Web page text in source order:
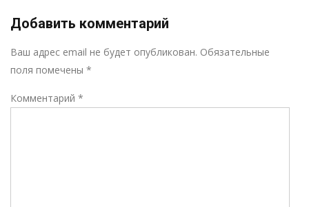
Добавить комментарий
Ваш адрес email не будет опубликован. Обязательные
поля помечены *
Комментарий *